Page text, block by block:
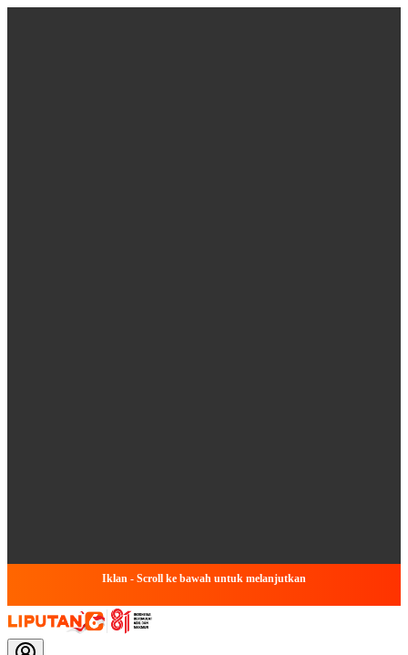
Iklan - Scroll ke bawah untuk melanjutkan